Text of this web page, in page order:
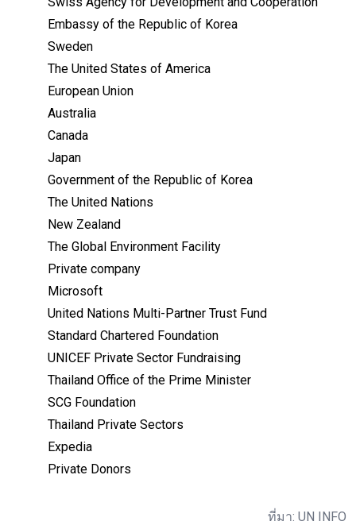
Embassy of the Republic of Korea
Sweden
The United States of America
European Union
Australia
Canada
Japan
Government of the Republic of Korea
The United Nations
New Zealand
The Global Environment Facility
Private company
Microsoft
United Nations Multi-Partner Trust Fund
Standard Chartered Foundation
UNICEF Private Sector Fundraising
Thailand Office of the Prime Minister
SCG Foundation
Thailand Private Sectors
Expedia
Private Donors
ที่มา: UN INFO